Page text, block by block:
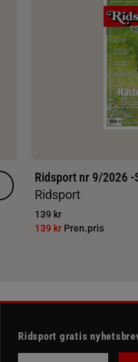
Ridsport nr 9/2026 -
Ridsport
139 kr
139 kr Pren.pris
Ridsport gratis